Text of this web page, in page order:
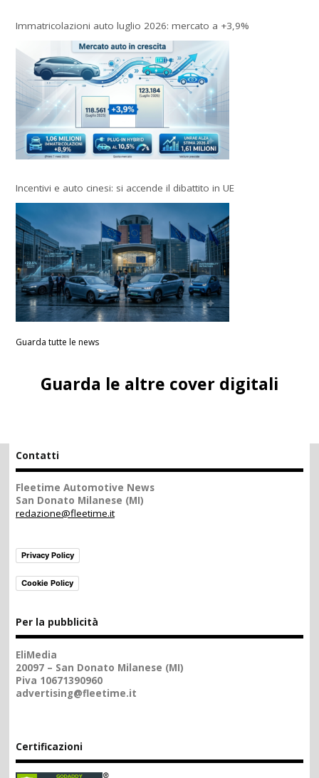
Immatricolazioni auto luglio 2026: mercato a +3,9%
Incentivi e auto cinesi: si accende il dibattito in UE
Guarda tutte le news
Guarda le altre cover digitali
Contatti
Fleetime Automotive News
San Donato Milanese (MI)
redazione@fleetime.it
Privacy Policy
Cookie Policy
Per la pubblicità
EliMedia
20097 – San Donato Milanese (MI)
Piva 10671390960
advertising@fleetime.it
Certificazioni